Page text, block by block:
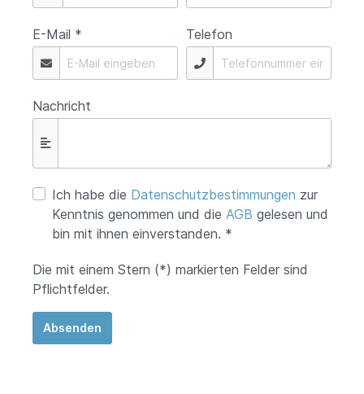
E-Mail * Telefon
Nachricht
Ich habe die Datenschutzbestimmungen zur
Kenntnis genommen und die AGB gelesen und
bin mit ihnen einverstanden. *
Die mit einem Stern (*) markierten Felder sind
Pflichtfelder.
Absenden